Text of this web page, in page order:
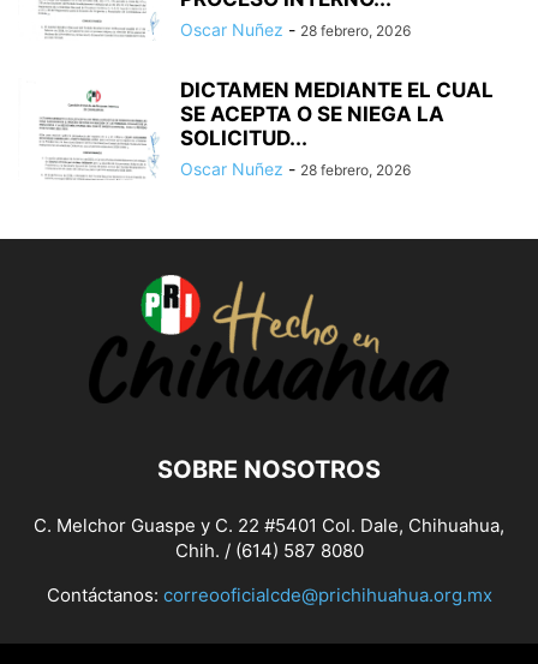
Oscar Nuñez - 28 febrero, 2026
DICTAMEN MEDIANTE EL CUAL
SE ACEPTA O SE NIEGA LA
SOLICITUD...
Oscar Nuñez - 28 febrero, 2026
SOBRE NOSOTROS
C. Melchor Guaspe y C. 22 #5401 Col. Dale, Chihuahua,
Chih. / (614) 587 8080
Contáctanos: correooficialcde@prichihuahua.org.mx